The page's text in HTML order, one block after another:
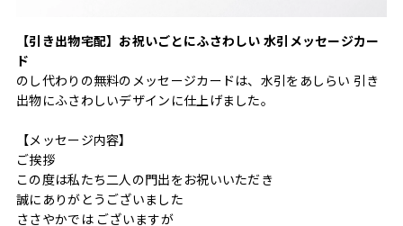
【引き出物宅配】お祝いごとにふさわしい 水引メッセージカー
ド
のし代わりの無料のメッセージカードは、水引をあしらい 引き
出物にふさわしいデザインに仕上げました。
【メッセージ内容】
ご挨拶
この度は私たち二人の門出をお祝いいただき
誠にありがとうございました
ささやかでは ございますが